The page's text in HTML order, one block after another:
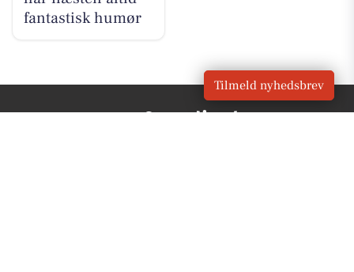
fantastisk humør
VORES Vordingborg
Tilmeld nyhedsbrev